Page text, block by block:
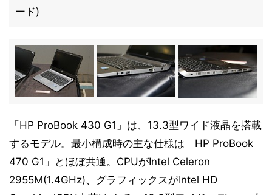
ード)
「HP ProBook 430 G1」は、13.3型ワイド液晶を搭載
するモデル。最小構成時の主な仕様は「HP ProBook
470 G1」とほぼ共通。CPUがIntel Celeron
2955M(1.4GHz)、グラフィックスがIntel HD